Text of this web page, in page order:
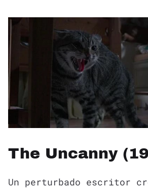
The Uncanny
Un perturbado escritor